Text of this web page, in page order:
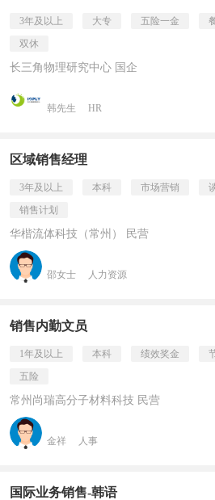
3年及以上 大专 五险一金
双休
长三角物理研究中心 国企
韩先生 HR
区域销售经理
3年及以上 本科 市场营销
销售计划
华楷流体科技（常州） 民营
邵女士 人力资源
销售内勤文员
1年及以上 本科 绩效奖金
五险
常州尚瑞高分子材料科技 民营
金祥 人事
国际业务销售-韩语